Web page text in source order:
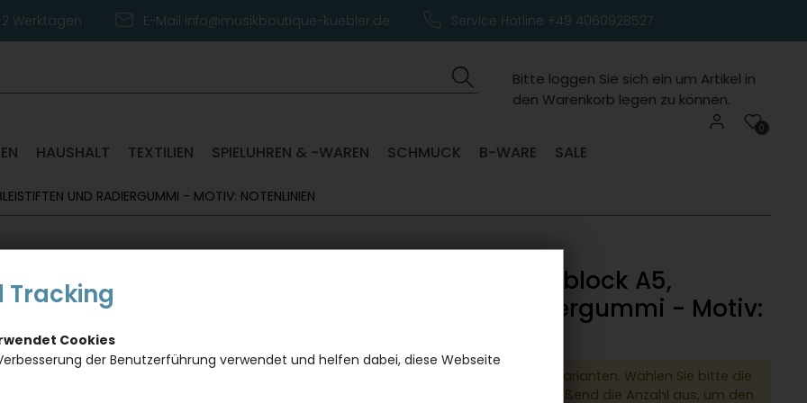
Werktagen E-Mail info@musikboutique-kuebler.de Service Hotline +49 4060928527
Bitte loggen Sie sich ein um Artikel in
den Warenkorb legen zu können.
0
HAUSHALT TEXTILIEN SPIELUHREN & -WAREN SCHMUCK B-WARE SALE
UND RADIERGUMMI - MOTIV: NOTENLINIEN
Schreibset mit Notizblock A5,
Bleistiften und Radiergummi - Motiv:
Dieses Produkt hat verschiedene Varianten. Wählen Sie bitte die
gewünschte Variante und anschließend die Anzahl aus, um den
Tracking
Cookies
der Benutzerführung verwendet und helfen dabei, diese Webseite